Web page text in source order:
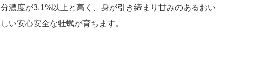
分濃度が3.1%以上と高く、身が引き締まり甘みのあるおい
しい安心安全な牡蠣が育ちます。